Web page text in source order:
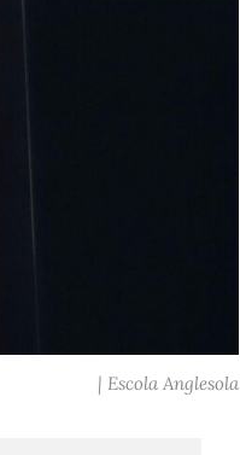
| Escola Anglesola